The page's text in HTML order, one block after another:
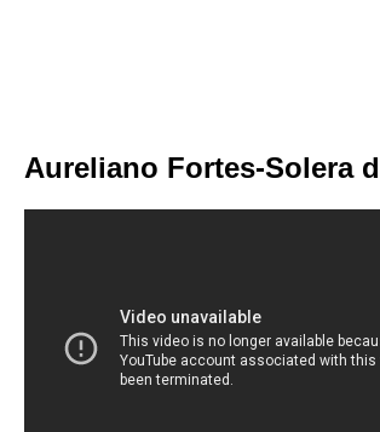
Aureliano Fortes-Solera